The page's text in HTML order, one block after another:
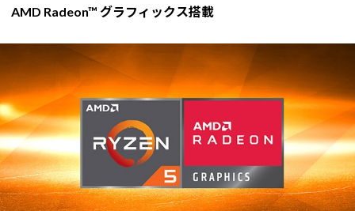
AMD Radeon™ グラフィックス搭載